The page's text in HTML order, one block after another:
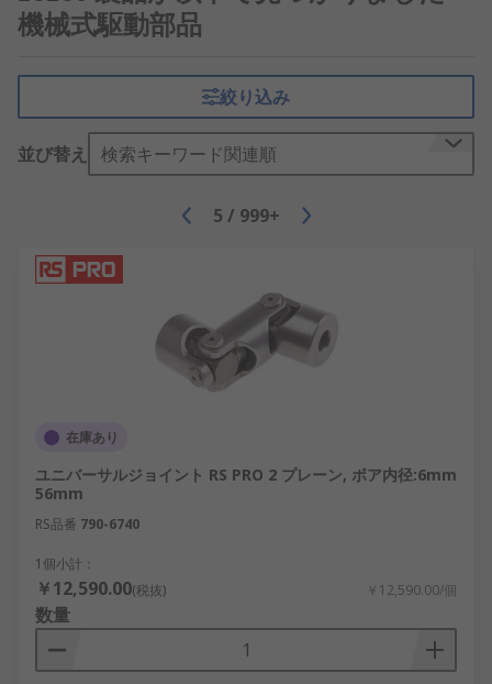
機械式駆動部品
絞り込み
並び替え 検索キーワード関連順
5 / 999+
在庫あり
ユニバーサルジョイント RS PRO 2 プレーン, ボア内径:6mm
56mm
RS品番 790-6740
1個小計：
￥12,590.00(税抜) ￥12,590.00/個
数量